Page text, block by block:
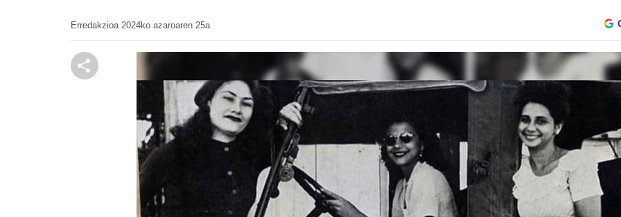
Erredakzioa 2024ko azaroaren 25a